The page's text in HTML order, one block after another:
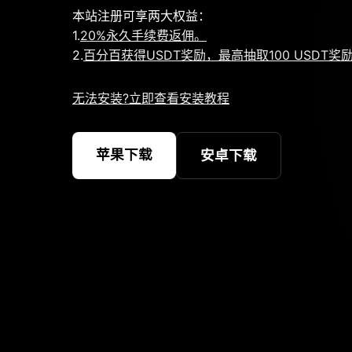
本站注册可享两大权益：
1.20%永久手续费返佣。
2.百分百获得USDT奖励，最高抽取100 USDT奖
无法安装?立即查看安装教程
苹果下载 安卓下载